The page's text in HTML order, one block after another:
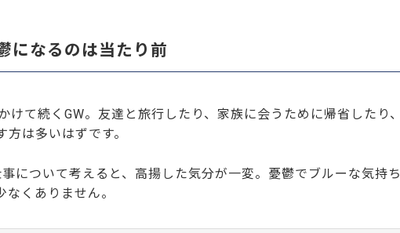
になるのは当たり前
けて続くGW。友達と旅行したり、家族に会うために帰省したり、
は多いはずです。
について考えると、高揚した気分が一変。憂鬱でブルーな気持ち
くありません。